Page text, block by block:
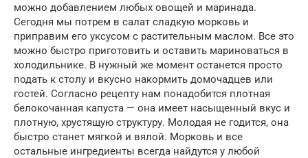
можно добавлением любых овощей и маринада.
Сегодня мы потрем в салат сладкую морковь и
приправим его уксусом с растительным маслом. Все это
можно быстро приготовить и оставить мариноваться в
холодильнике. В нужный же момент останется просто
подать к столу и вкусно накормить домочадцев или
гостей. Согласно рецепту нам понадобится плотная
белокочанная капуста — она имеет насыщенный вкус и
плотную, хрустящую структуру. Молодая не годится, она
быстро станет мягкой и вялой. Морковь и все
остальные ингредиенты всегда найдутся у любой